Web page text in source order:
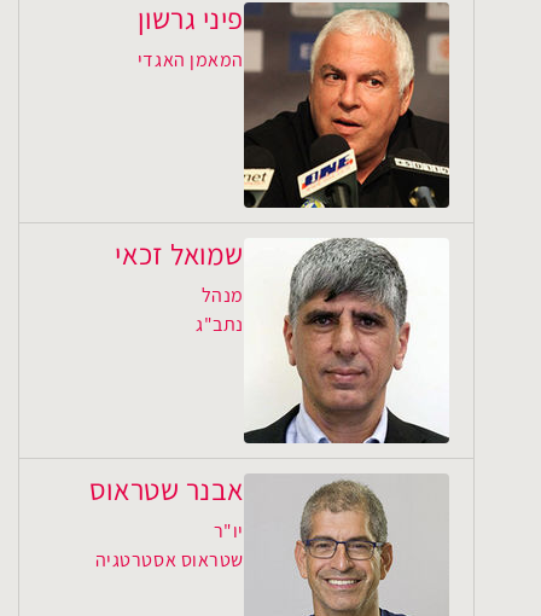
פיני גרשון
המאמן האגדי
שמואל זכאי
מנהל
נתב"ג
אבנר שטראוס
יו"ר
שטראוס אסטרטגיה